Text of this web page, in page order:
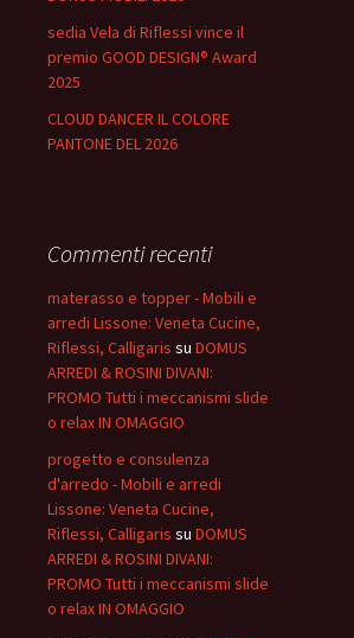
sedia Vela di Riflessi vince il
premio GOOD DESIGN® Award
2025
CLOUD DANCER IL COLORE
PANTONE DEL 2026
Commenti recenti
materasso e topper - Mobili e
arredi Lissone: Veneta Cucine,
Riflessi, Calligaris su DOMUS
ARREDI & ROSINI DIVANI:
PROMO Tutti i meccanismi slide
o relax IN OMAGGIO
progetto e consulenza
d'arredo - Mobili e arredi
Lissone: Veneta Cucine,
Riflessi, Calligaris su DOMUS
ARREDI & ROSINI DIVANI:
PROMO Tutti i meccanismi slide
o relax IN OMAGGIO